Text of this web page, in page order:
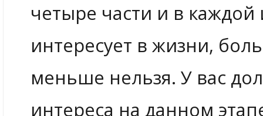
четыре части и в
интересует в жизни,
меньше нельзя. У вас
интереса на данном